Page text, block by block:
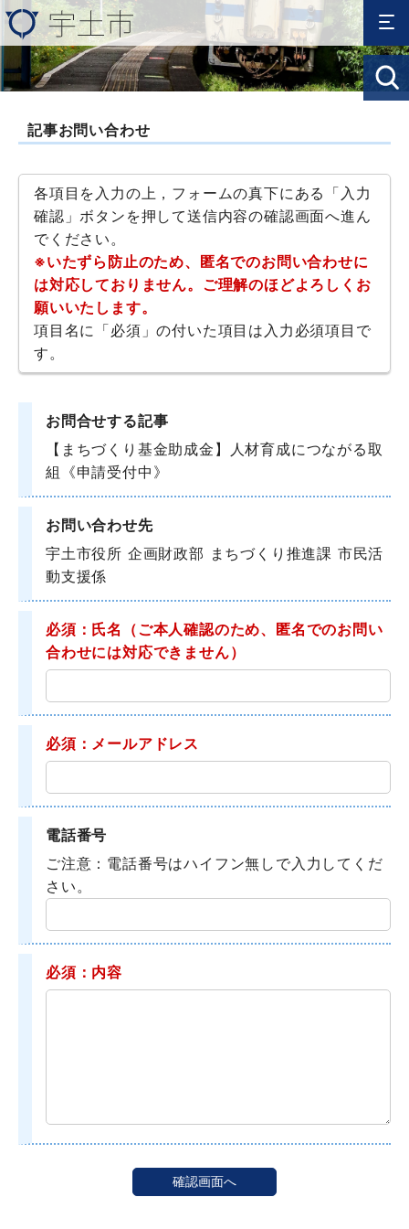
記事お問い合わせ
各項目を入力の上，フォームの真下にある「入力
確認」ボタンを押して送信内容の確認画面へ進ん
でください。
※いたずら防止のため、匿名でのお問い合わせに
は対応しておりません。ご理解のほどよろしくお
願いいたします。
項目名に「必須」の付いた項目は入力必須項目で
す。
お問合せする記事
【まちづくり基金助成金】人材育成につながる取
組《申請受付中》
お問い合わせ先
宇土市役所 企画財政部 まちづくり推進課 市民活
動支援係
必須：氏名
（ご本人確認のため、匿名でのお問い
合わせには対応できません）
必須：メールアドレス
電話番号
ご注意：電話番号はハイフン無しで入力してくだ
さい。
必須：内容